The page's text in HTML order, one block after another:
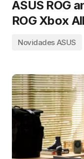
ASUS ROG
ROG Xbox
Novidades ASUS